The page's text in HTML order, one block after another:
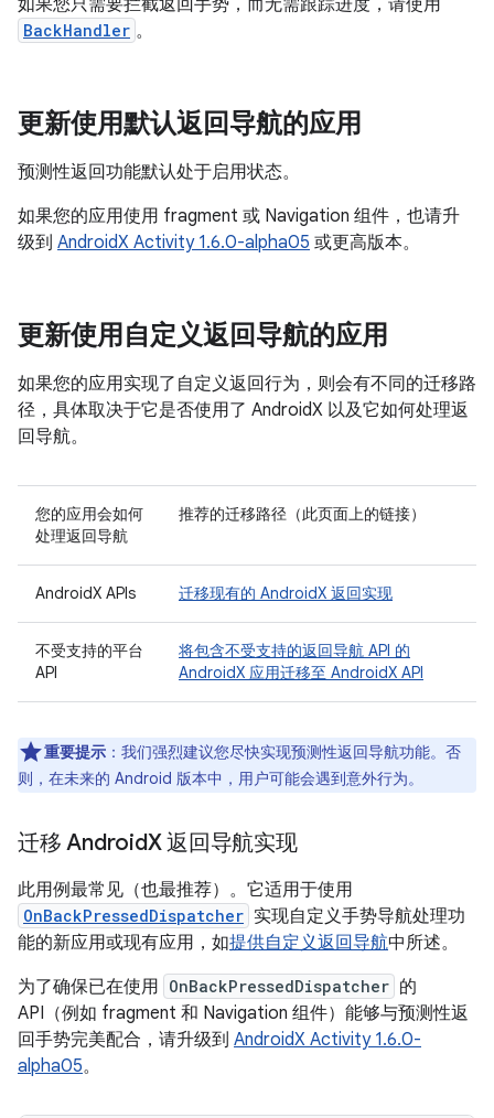
BackHandler 。
更新使用默认返回导航的应用
预测性返回功能默认处于启用状态。
如果您的应用使用 fragment 或 Navigation 组件，也请升
级到 AndroidX Activity 1.6.0-alpha05 或更高版本。
更新使用自定义返回导航的应用
如果您的应用实现了自定义返回行为，则会有不同的迁移路
径，具体取决于它是否使用了 AndroidX 以及它如何处理返
回导航。
您的应用会如何
处理返回导航
推荐的迁移路径 （此页面上的链接）
AndroidX APIs 迁移现有的 AndroidX 返回实现
不受支持的平台
API
将包含不受支持的返回导航 API 的
AndroidX 应用迁移至 AndroidX API
重要提示 ：我们强烈建议您尽快实现预测性返回导航功能。否
则，在未来的 Android 版本中，用户可能会遇到意外行为。
迁移 AndroidX 返回导航实现
此用例最常见（也最推荐）。它适用于使用
OnBackPressedDispatcher 实现自定义手势导航处理功
能的新应用或现有应用，如提供自定义返回导航中所述。
为了确保已在使用 OnBackPressedDispatcher 的
API（例如 fragment 和 Navigation 组件）能够与预测性返
回手势完美配合，请升级到 AndroidX Activity 1.6.0-
alpha05。